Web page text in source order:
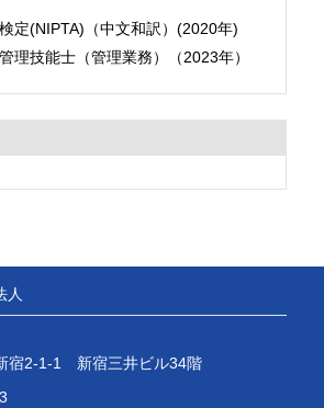
定(NIPTA)（中文和訳）(2020年)
理技能士（管理業務）（2023年）
人
宿2-1-1 新宿三井ビル34階